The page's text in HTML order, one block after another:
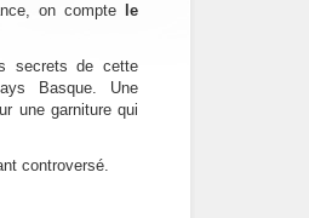
on compte
le
secrets de cette
Basque. Une
une garniture qui
controversé.